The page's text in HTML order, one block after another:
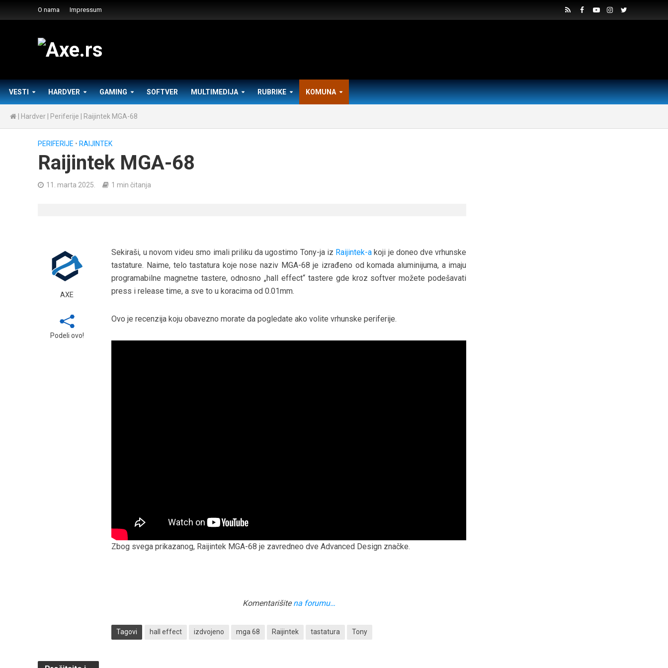
O nama Impressum
VESTI HARDVER GAMING SOFTVER MULTIMEDIJA RUBRIKE KOMUNA
Hardver Periferije Raijintek MGA-68
PERIFERIJE • RAIJINTEK
Raijintek MGA-68
11. marta 2025. 1 min čitanja
AXE
Podeli ovo!
Sekiraši, u novom videu smo imali priliku da ugostimo Tony-ja iz Raijintek-a koji je doneo dve vrhunske
tastature. Naime, telo tastatura koje nose naziv MGA-68 je izrađeno od komada aluminijuma, a imaju
programabilne magnetne tastere, odnosno „hall effect“ tastere gde kroz softver možete podešavati
press i release time, a sve to u koracima od 0.01mm.
Ovo je recenzija koju obavezno morate da pogledate ako volite vrhunske periferije.
Zbog svega prikazanog, Raijintek MGA-68 je zavredneo dve Advanced Design značke.
Komentarišitena forumu…
Tagovi hall effect izdvojeno mga 68 Raijintek tastatura Tony